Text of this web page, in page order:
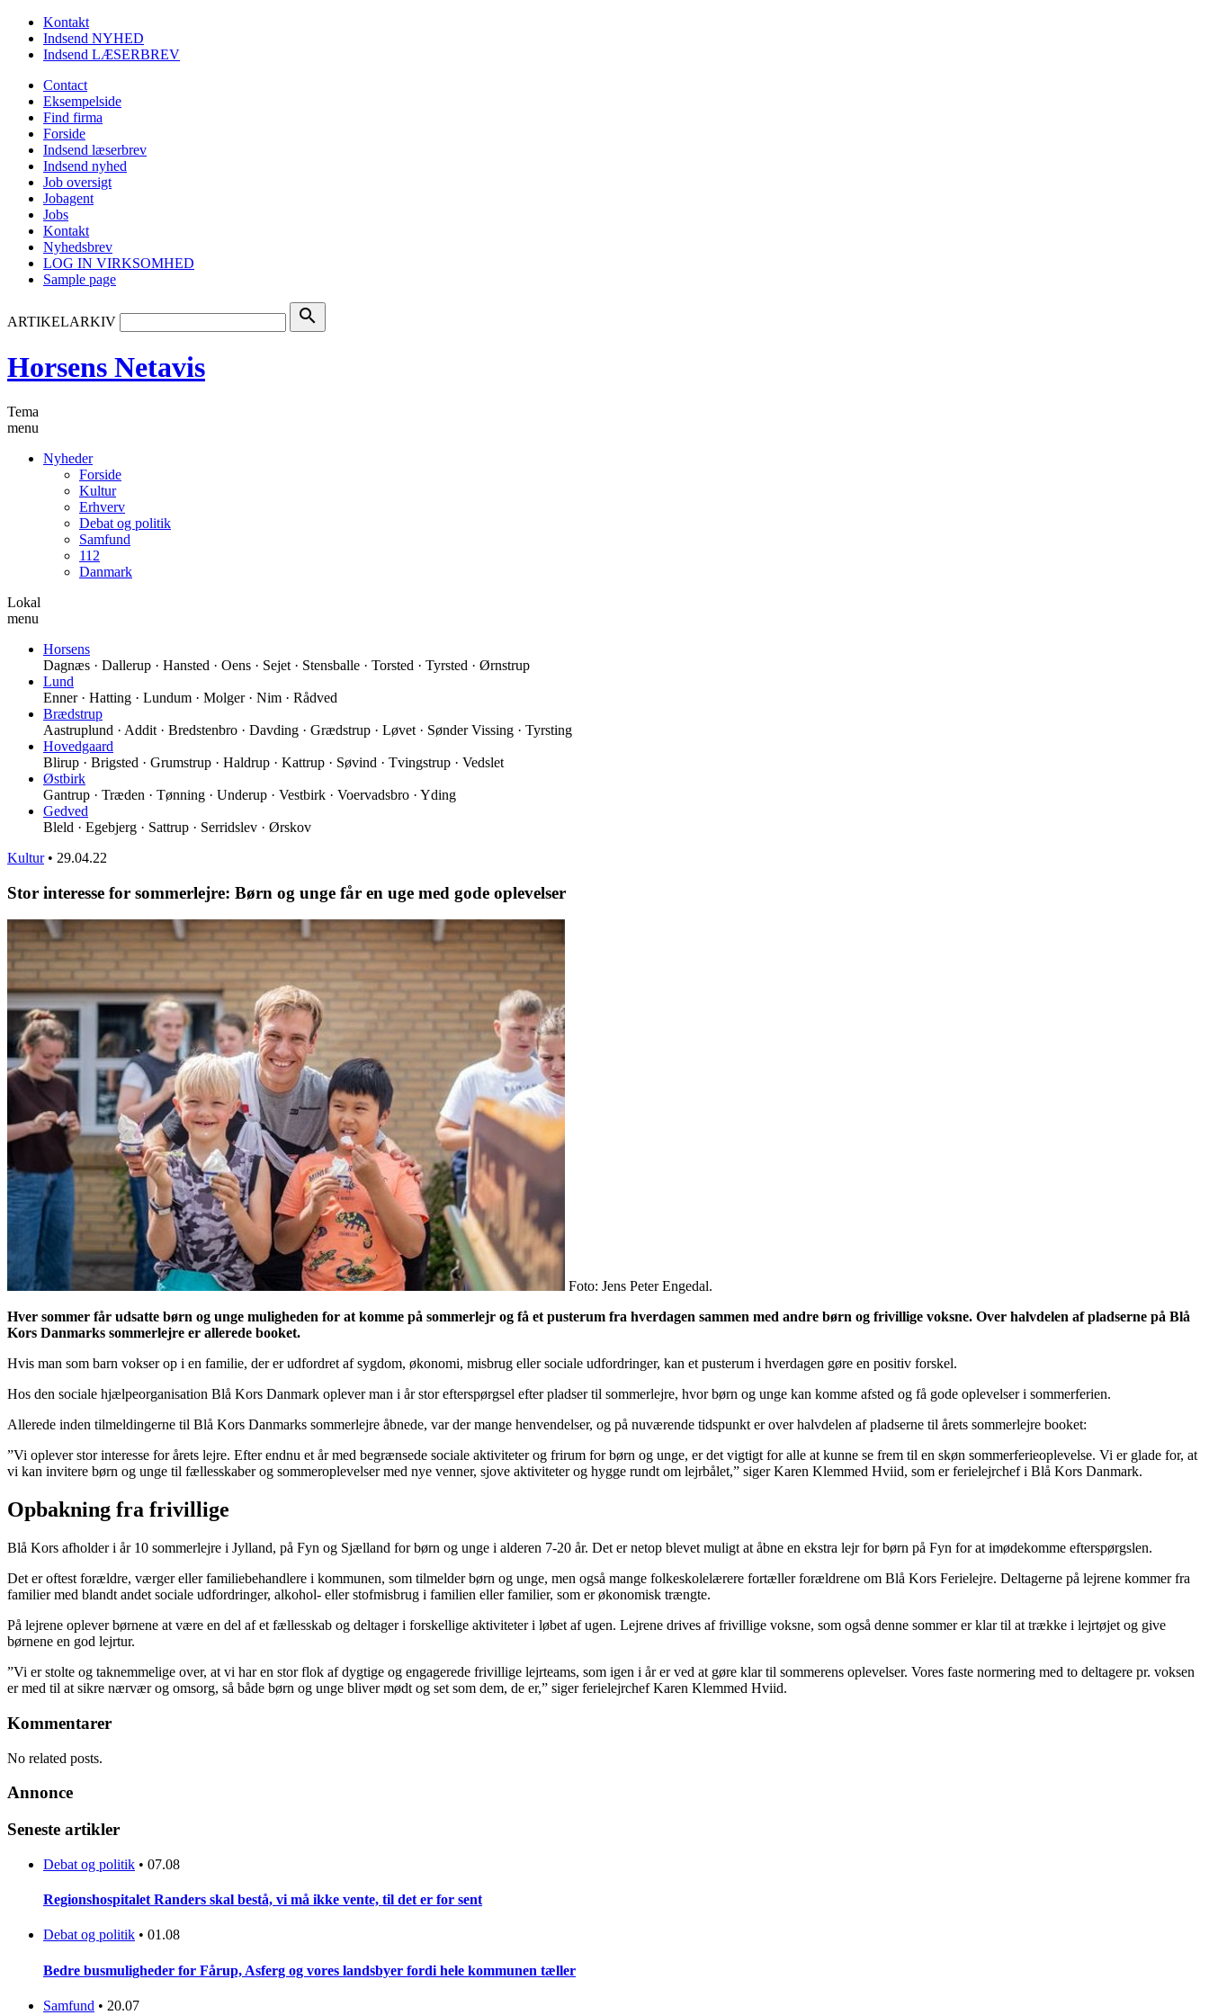
Kontakt
Indsend NYHED
Indsend LÆSERBREV
Contact
Eksempelside
Find firma
Forside
Indsend læserbrev
Indsend nyhed
Job oversigt
Jobagent
Jobs
Kontakt
Nyhedsbrev
LOG IN VIRKSOMHED
Sample page
ARTIKELARKIV search
Horsens Netavis
Tema
menu
Nyheder
Forside
Kultur
Erhverv
Debat og politik
Samfund
112
Danmark
Lokal
menu
Horsens
Dagnæs · Dallerup · Hansted · Oens · Sejet · Stensballe · Torsted · Tyrsted · Ørnstrup
Lund
Enner · Hatting · Lundum · Molger · Nim · Rådved
Brædstrup
Aastruplund · Addit · Bredstenbro · Davding · Grædstrup · Løvet · Sønder Vissing · Tyrsting
Hovedgaard
Blirup · Brigsted · Grumstrup · Haldrup · Kattrup · Søvind · Tvingstrup · Vedslet
Østbirk
Gantrup · Træden · Tønning · Underup · Vestbirk · Voervadsbro · Yding
Gedved
Bleld · Egebjerg · Sattrup · Serridslev · Ørskov
Kultur • 29.04.22
Stor interesse for sommerlejre: Børn og unge får en uge med gode oplevelser
Foto: Jens Peter Engedal.
Hver sommer får udsatte børn og unge muligheden for at komme på sommerlejr og få et pusterum fra hverdagen sammen med andre børn og frivillige voksne. Over halvdelen af pladserne på Blå
Kors Danmarks sommerlejre er allerede booket.
Hvis man som barn vokser op i en familie, der er udfordret af sygdom, økonomi, misbrug eller sociale udfordringer, kan et pusterum i hverdagen gøre en positiv forskel.
Hos den sociale hjælpeorganisation Blå Kors Danmark oplever man i år stor efterspørgsel efter pladser til sommerlejre, hvor børn og unge kan komme afsted og få gode oplevelser i sommerferien.
Allerede inden tilmeldingerne til Blå Kors Danmarks sommerlejre åbnede, var der mange henvendelser, og på nuværende tidspunkt er over halvdelen af pladserne til årets sommerlejre booket:
”Vi oplever stor interesse for årets lejre. Efter endnu et år med begrænsede sociale aktiviteter og frirum for børn og unge, er det vigtigt for alle at kunne se frem til en skøn sommerferieoplevelse. Vi er glade for, at
vi kan invitere børn og unge til fællesskaber og sommeroplevelser med nye venner, sjove aktiviteter og hygge rundt om lejrbålet,” siger Karen Klemmed Hviid, som er ferielejrchef i Blå Kors Danmark.
Opbakning fra frivillige
Blå Kors afholder i år 10 sommerlejre i Jylland, på Fyn og Sjælland for børn og unge i alderen 7-20 år. Det er netop blevet muligt at åbne en ekstra lejr for børn på Fyn for at imødekomme efterspørgslen.
Det er oftest forældre, værger eller familiebehandlere i kommunen, som tilmelder børn og unge, men også mange folkeskolelærere fortæller forældrene om Blå Kors Ferielejre. Deltagerne på lejrene kommer fra
familier med blandt andet sociale udfordringer, alkohol- eller stofmisbrug i familien eller familier, som er økonomisk trængte.
På lejrene oplever børnene at være en del af et fællesskab og deltager i forskellige aktiviteter i løbet af ugen. Lejrene drives af frivillige voksne, som også denne sommer er klar til at trække i lejrtøjet og give
børnene en god lejrtur.
”Vi er stolte og taknemmelige over, at vi har en stor flok af dygtige og engagerede frivillige lejrteams, som igen i år er ved at gøre klar til sommerens oplevelser. Vores faste normering med to deltagere pr. voksen
er med til at sikre nærvær og omsorg, så både børn og unge bliver mødt og set som dem, de er,” siger ferielejrchef Karen Klemmed Hviid.
Kommentarer
No related posts.
Annonce
Seneste artikler
Debat og politik • 07.08
Regionshospitalet Randers skal bestå, vi må ikke vente, til det er for sent
Debat og politik • 01.08
Bedre busmuligheder for Fårup, Asferg og vores landsbyer fordi hele kommunen tæller
Samfund • 20.07